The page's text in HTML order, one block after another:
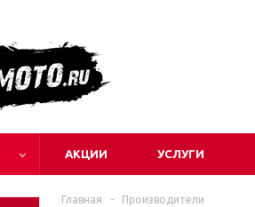
АКЦИИ УСЛУГИ
Главная - Производители